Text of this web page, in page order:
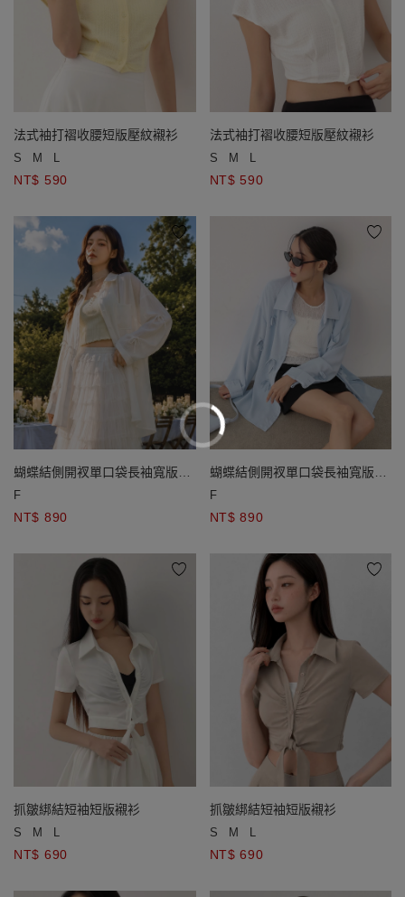
法式袖打褶收腰短版壓紋襯衫
S M L
NT$ 590
法式袖打褶收腰短版壓紋襯衫
S M L
NT$ 590
蝴蝶結側開衩單口袋長袖寬版襯
衫
F
NT$ 890
蝴蝶結側開衩單口袋長袖寬版襯
衫
F
NT$ 890
抓皺綁結短袖短版襯衫
S M L
NT$ 690
抓皺綁結短袖短版襯衫
S M L
NT$ 690